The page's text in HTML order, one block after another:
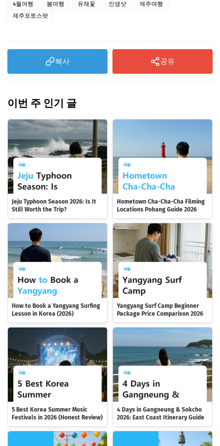
4월여행 봄여행 유채꽃 인생샷
제주여행
제주포토스팟
복사 공유
이번 주 인기 글
Jeju Typhoon Season 2026: Is It
Still Worth the Trip?
Hometown Cha-Cha-Cha Filming
Locations Pohang Guide 2026
How to Book a Yangyang Surfing
Lesson in Korea (2026)
Yangyang Surf Camp Beginner
Package Price Comparison 2026
5 Best Korea Summer Music
Festivals in 2026 (Honest Review)
4 Days in Gangneung & Sokcho
2026: East Coast Itinerary Guide